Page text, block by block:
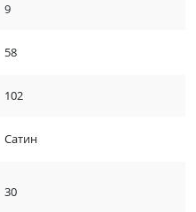
9
58
102
Сатин
30